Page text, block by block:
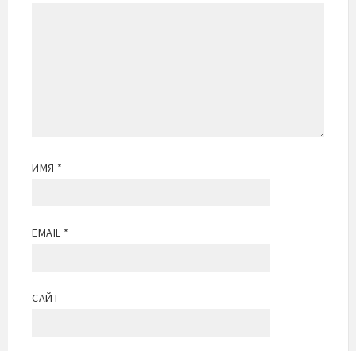
ИМЯ *
EMAIL *
САЙТ